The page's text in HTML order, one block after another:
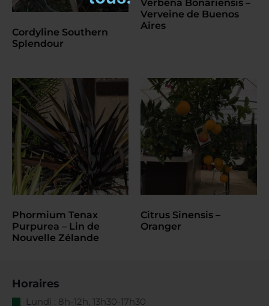
Cordyline Southern
Splendour
Verbena Bonariensis –
Verveine de Buenos
Aires
Phormium Tenax
Purpurea – Lin de
Nouvelle Zélande
Citrus Sinensis –
Oranger
Horaires
Lundi : 8h-12h, 13h30-17h30